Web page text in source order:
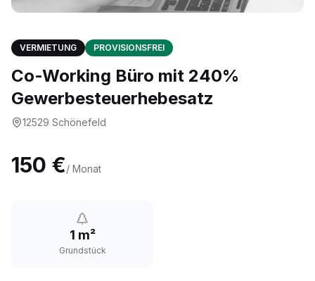
VERMIETUNG PROVISIONSFREI
Co-Working Büro mit 240%
Gewerbesteuerhebesatz
12529 Schönefeld
150 €/ Monat
1 m²
Grundstück